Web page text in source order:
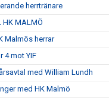
herrtränare
HK MALMÖ
Malmös herrar
4 mot YIF
med William Lundh
med HK Malmö